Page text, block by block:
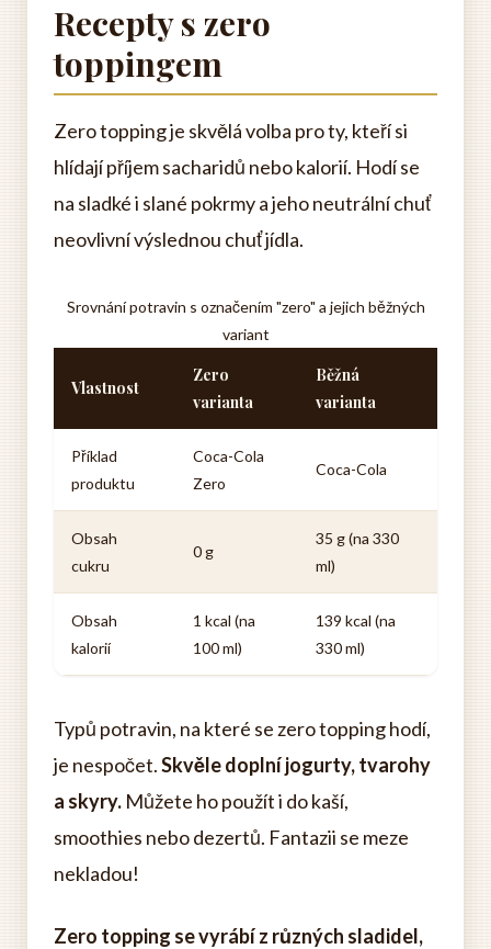
Recepty s zero
toppingem
Zero topping je skvělá volba pro ty, kteří si
hlídají příjem sacharidů nebo kalorií. Hodí se
na sladké i slané pokrmy a jeho neutrální chuť
neovlivní výslednou chuť jídla.
Srovnání potravin s označením "zero" a jejich běžných
variant
Vlastnost
Zero
varianta
Běžná
varianta
Příklad
produktu
Coca-Cola
Zero
Coca-Cola
Obsah
cukru
0 g
35 g (na 330
ml)
Obsah
kalorií
1 kcal (na
100 ml)
139 kcal (na
330 ml)
Typů potravin, na které se zero topping hodí,
je nespočet.Skvěle doplní jogurty, tvarohy
a skyry. Můžete ho použít i do kaší,
smoothies nebo dezertů. Fantazii se meze
nekladou!
Zero topping se vyrábí z různých sladidel,